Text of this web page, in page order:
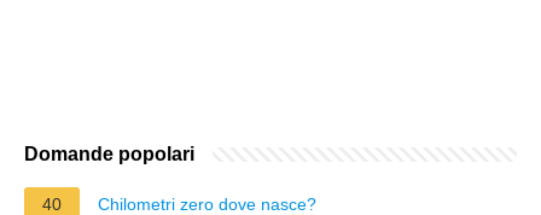
Domande popolari
40 Chilometri zero dove nasce?